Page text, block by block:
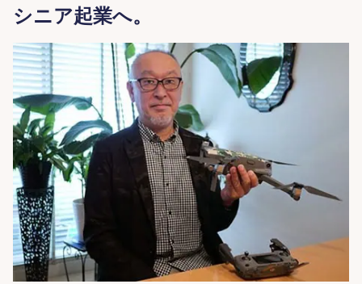
シニア起業へ。